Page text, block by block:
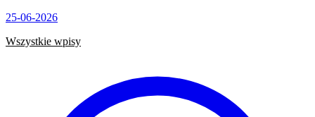
25-06-2026
Wszystkie wpisy